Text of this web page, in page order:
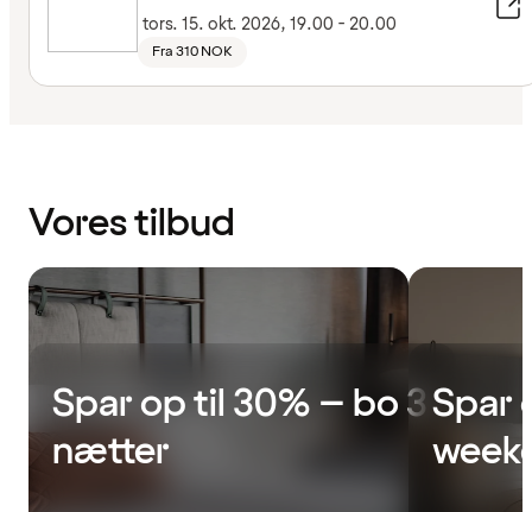
tors. 15. okt. 2026, 19.00 - 20.00
Fra 310 NOK
Vores tilbud
Spar op til 30% – bo 3
nætter
Spar